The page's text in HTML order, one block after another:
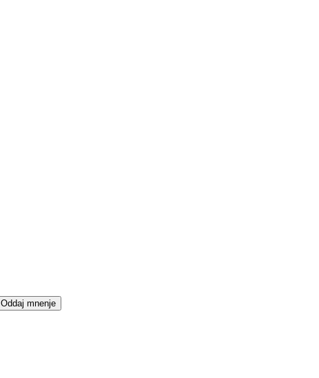
Oddaj mnenje